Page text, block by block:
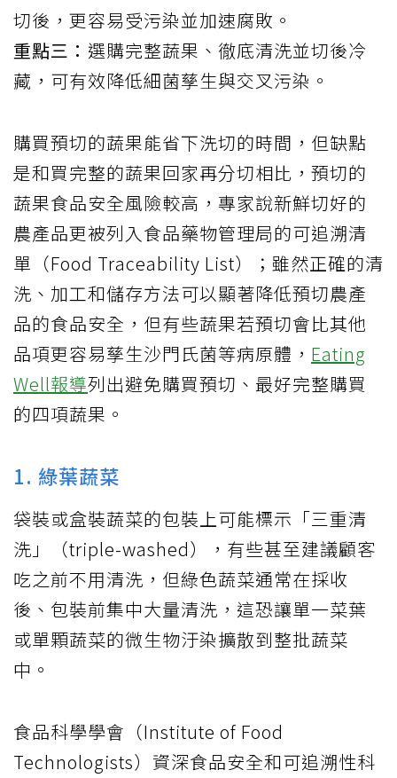
切後，更容易受污染並加速腐敗。
重點三： 選購完整蔬果、徹底清洗並切後冷
藏，可有效降低細菌孳生與交叉污染。
購買預切的蔬果能省下洗切的時間，但缺點
是和買完整的蔬果回家再分切相比，預切的
蔬果食品安全風險較高，專家說新鮮切好的
農產品更被列入食品藥物管理局的可追溯清
單（Food Traceability List）；雖然正確的清
洗、加工和儲存方法可以顯著降低預切農產
品的食品安全，但有些蔬果若預切會比其他
品項更容易孳生沙門氏菌等病原體， Eating
Well報導列出避免購買預切、最好完整購買
的四項蔬果。
1. 綠葉蔬菜
袋裝或盒裝蔬菜的包裝上可能標示「三重清
洗」（triple-washed），有些甚至建議顧客
吃之前不用清洗，但綠色蔬菜通常在採收
後、包裝前集中大量清洗，這恐讓單一菜葉
或單顆蔬菜的微生物汙染擴散到整批蔬菜
中。
食品科學學會（Institute of Food
Technologists）資深食品安全和可追溯性科